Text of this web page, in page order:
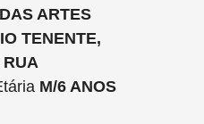
ARTES
TENENTE,
M/6 ANOS